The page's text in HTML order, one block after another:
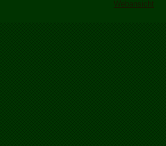
Webansicht